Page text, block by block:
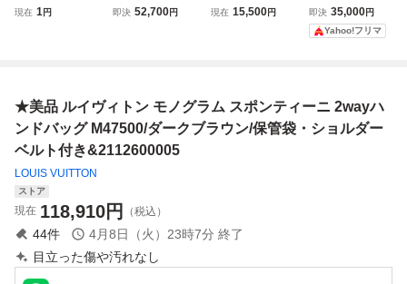
ルイヴィトン モノ
VC レザー
現在 1円
スポンティーニ M
即決 52,700円
TON ルイヴィトン
2
現在 15,500円
ルイヴィトン モノ
グラム スポンティ
ーニ ハンドバッグ
即決 35,000円
Yahoo!フリマ
★美品 ルイヴィトン モノグラム スポンティーニ 2wayハ
ンドバッグ M47500/ダークブラウン/保管袋・ショルダー
ベルト付き&2112600005
LOUIS VUITTON
ストア
現在 118,910円 （税込）
44件 4月8日（火）23時7分 終了
目立った傷や汚れなし